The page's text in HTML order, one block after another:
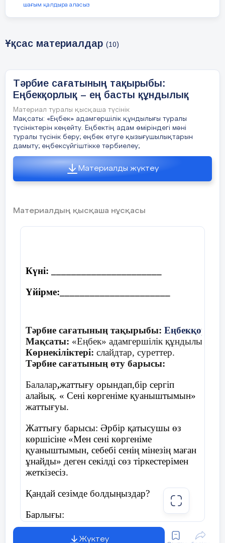
Еңбекшіл осындай,
Таза бала мұнтаздай,
Сүйсінеді қараған,
Ұқыпты деп бұл қандай,
Әңгімелесу:
Еңбек адамға не үшін қажет деп
ойлайсыңдар?
Еңбекқор деп қандай адамды атаймыз?
Өздерің еңбектің қандай түрлерімен
қажет деп ойлайсыңдар?
бірден еске түсетіні – нан. Нан еңбекпен
өмір сүруіне қажетті киім, білім, үй, оның
Сахналау:
«Қайдан келдің, бауырсақ?» Ө.
Тұрманжанов
Автор:
Дастарханда шашылып
Жатты аппақ бауырсақ
Бауырсаққа қызығып
Қарап тұрып көзін сап.
Қуыршақ:
-Қайдан келдін бауырсақ?
шағым қалдыра аласыз
Ұқсас материалдар (10)
Тәрбие сағатының тақырыбы:
Еңбекқорлық – ең басты құндылық
Материал туралы қысқаша түсінік
Мақсаты: «Еңбек» адамгершілік құндылығы туралы
түсініктерін кеңейту. Еңбектің адам өміріндегі мәні
туралы түсінік беру; еңбек етуге қызығушылықтарын
дамыту; еңбексүйгіштікке тәрбиелеу;
Материалды жүктеу
Материалдың қысқаша нұсқасы
Күні: ______________________
Үйірме:______________________
Тәрбие сағатының тақырыбы:
Мақсаты: «Еңбек» адамгершілік құндылығы
Көрнекіліктері: слайдтар, суреттер.
Тәрбие сағатының өту барысы:
Балалар,жаттығу орындап,бір сергіп
алайық. « Сені көргеніме қуаныштымын»
жаттығуы.
Жаттығу барысы: Әрбір қатысушы өз
көршісіне «Мен сені көргеніме
қуаныштымын, себебі сенің мінезің маған
ұнайды» деген секілді сөз тіркестерімен
жеткізесіз.
Қандай сезімде болдыңыздар?
Барлығы:
Үлкенге де "Сіз",
Жүктеу